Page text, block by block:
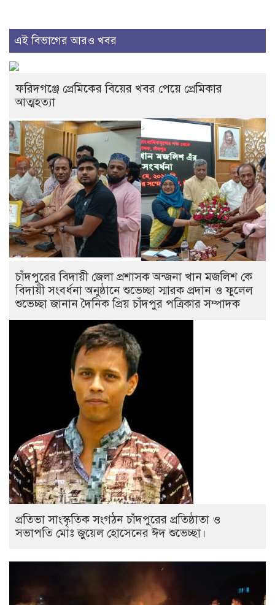
এই বিভাগের আরও খবর
ফরিদগঞ্জে প্রেমিকের বিয়ের খবর পেয়ে প্রেমিকার
আত্মহত্যা
চাঁদপুরের বিদায়ী জেলা প্রশাসক অন্জনা খান মজলিশ কে
বিদায়ী সংবর্ধনা অনুষ্ঠানে শুভেচ্ছা স্মারক প্রদান ও ফুলেল
শুভেচ্ছা জানান দৈনিক প্রিয় চাঁদপুর পত্রিকার সম্পাদক
প্রতিভা সাংস্কৃতিক সংগঠন চাঁদপুরের প্রতিষ্ঠাতা ও
সভাপতি মোঃ জুয়েল হোসেনের ঈদ শুভেচ্ছা।